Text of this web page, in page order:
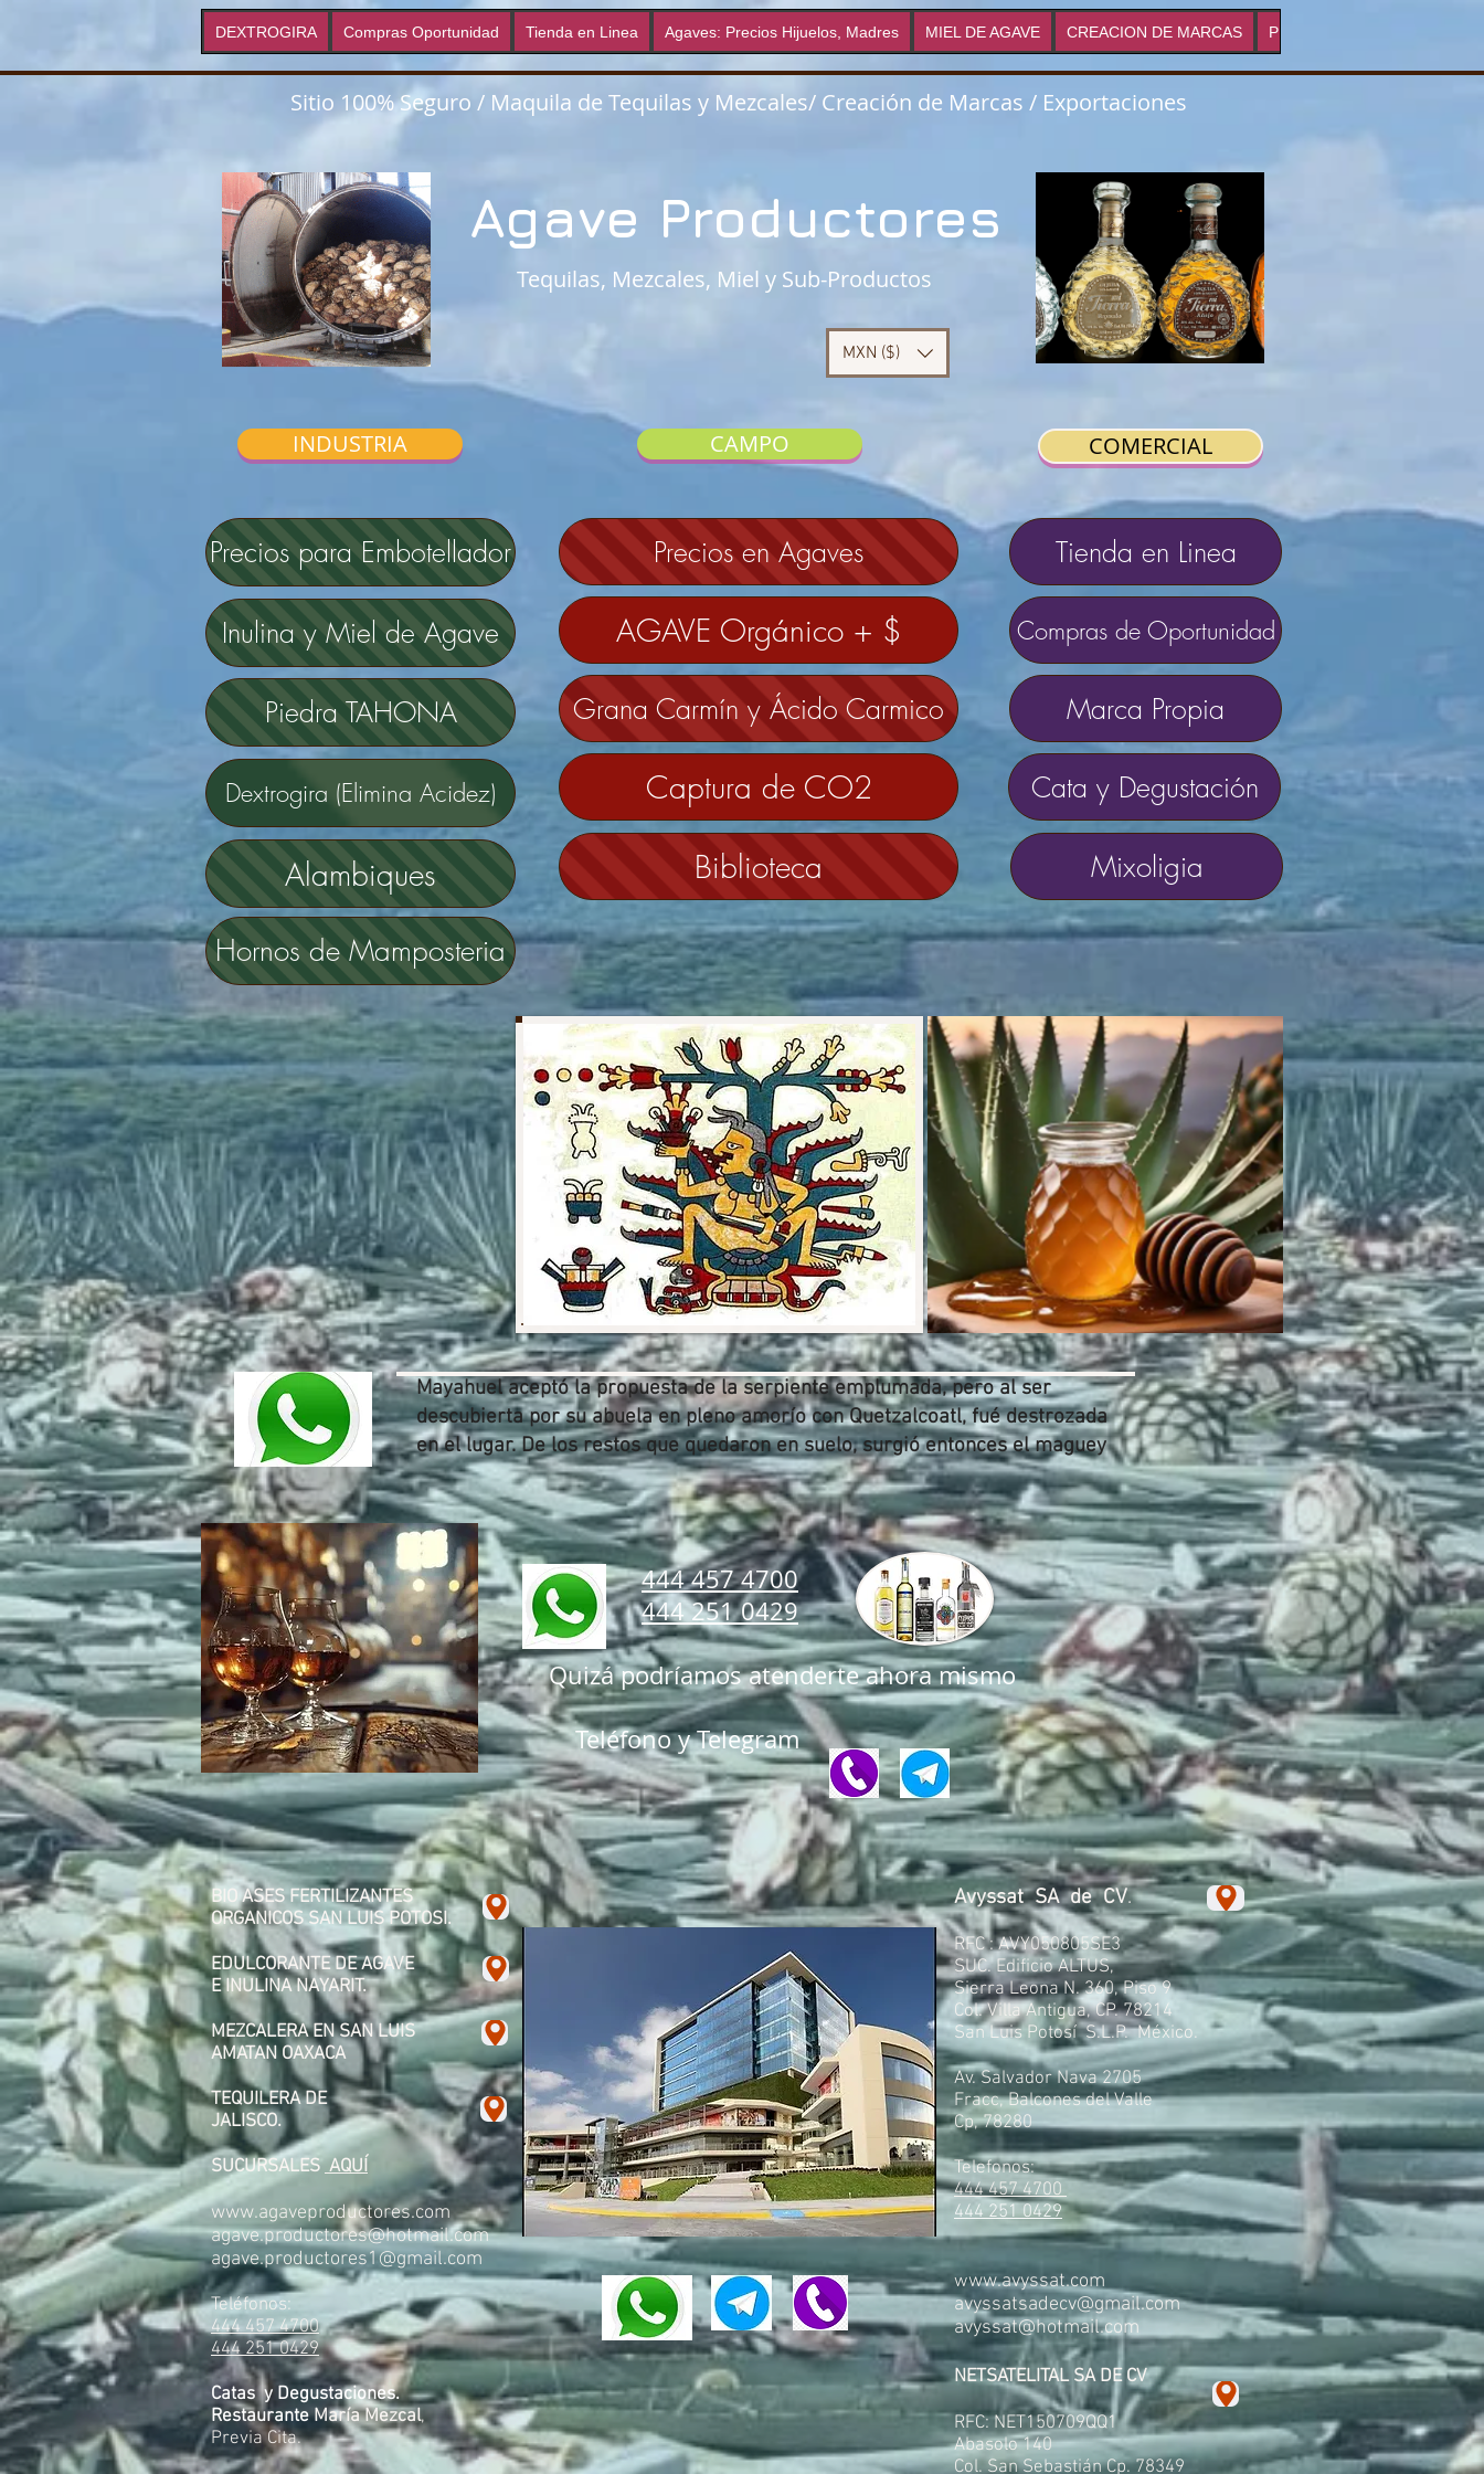
DEXTROGIRA Compras Oportunidad Tienda en Linea Agaves: Precios Hijuelos, Madres MIEL DE AGAVE CREACION DE MARCAS PRECIOS DE DESTILADOS
Sitio 100% Seguro / Maquila de Tequilas y Mezcales/ Creación de Marcas / Exportaciones
Agave Productores
Tequilas, Mezcales, Miel y Sub-Productos
MXN ($)
INDUSTRIA
Precios para Embotellador
Inulina y Miel de Agave
Piedra TAHONA
Dextrogira (Elimina Acidez)
Alambiques
CAMPO
Precios en Agaves
AGAVE Orgánico + $
Grana Carmín y Ácido Carmico
Captura de CO2
Biblioteca
COMERCIAL
Tienda en Linea
Compras de Oportunidad
Marca Propia
Cata y Degustación
Mixoligia
Hornos de Mamposteria
Mayahuel aceptó la propuesta de la serpiente emplumada, pero al ser
descubierta por su abuela en pleno amorío con Quetzalcoatl, fué destrozada
en el lugar. De los restos que quedaron en suelo, surgió entonces el maguey
444 457 4700
444 251 0429
Quizá podríamos atenderte ahora mismo
Teléfonoy Telegram
BIO ASES FERTILIZANTES
ORGANICOS SAN LUIS POTOSI.
EDULCORANTE DE AGAVE
E INULINANAYARIT.
MEZCALERA EN SAN LUIS
AMATAN OAXACA
TEQUILERA DE
JALISCO. ​
SUCURSALESAQUÍ
www.agaveproductores.com
agave.productores@hotmail.com
agave.productores1@gmail.com
Teléfonos:
444 457 4700
444 251 0429
Catas y Degustaciones.
RestauranteMaría Mezcal,
Previa Cita.
Avyssat SA de CV.
RFC : AVY050805SE3
SUC. Edificio ALTUS,
Sierra Leona N. 360, Piso 9
Col. Villa Antigua, CP. 78214
San Luis Potosí S.L.P. México.
Av. Salvador Nava 2705
Fracc, Balcones del Valle
Cp, 78280
Telefonos:
444 457 4700
444 251 0429
www.avyssat.com
avyssatsadecv@gmail.com
avyssat@hotmail.com
NETSATELITAL SA DE CV
RFC: NET150709QQ1
Abasolo 140
Col. San Sebastián Cp. 78349